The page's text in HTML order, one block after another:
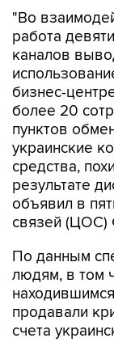
"Во
работа
каналов
бизнес-
более 20
пунктов
украинские
средства,
результате
объявил в
связей (ЦОС)
По данным
людям, в том
продавали
счета